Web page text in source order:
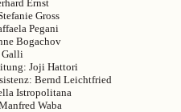
Ernst
Gross
Pegani
Bogachov
Galli
Joji Hattori
Bernd Leichtfried
Istropolitana
Waba